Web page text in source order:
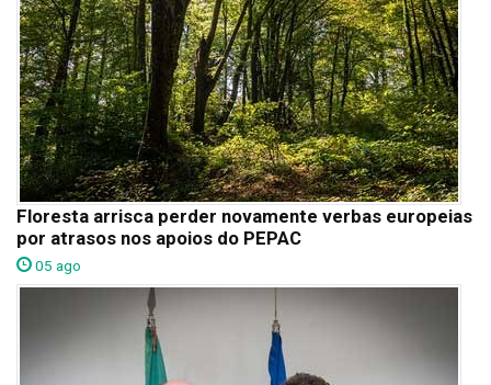
Floresta arrisca perder novamente verbas europeias
por atrasos nos apoios do PEPAC
05 ago